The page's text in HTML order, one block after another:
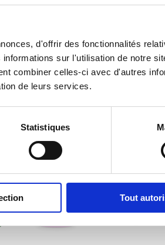
d'offrir des fonctionnalités
sur l'utilisation de notre
combiner celles-ci avec d'autres
de leurs services.
Statistiques
Tout
commande